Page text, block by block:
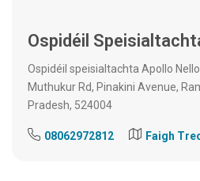
Ospidéil
Ospidéil speisialtachta Apollo
Muthukur Rd, Pinakini Avenue,
Pradesh, 524004
08062972812 Faigh